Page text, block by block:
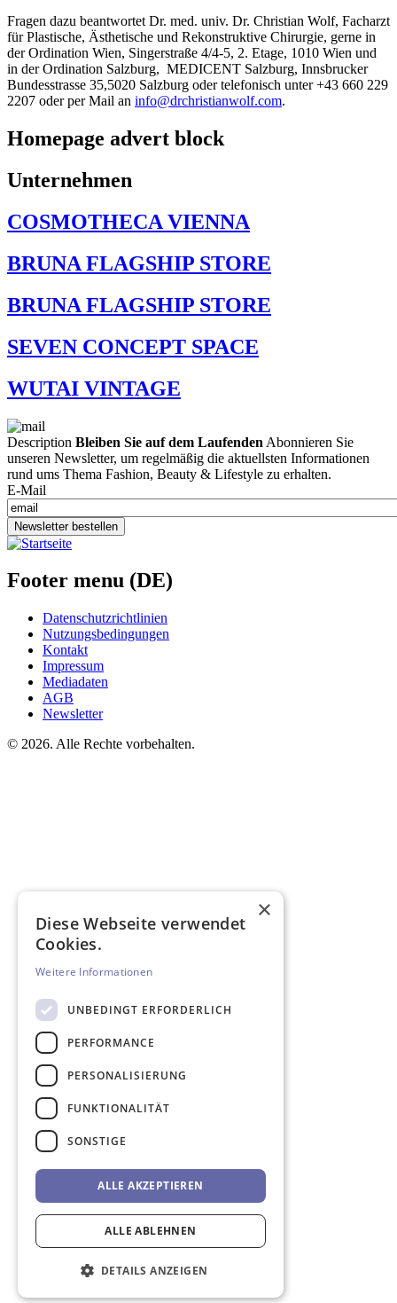
Fragen dazu beantwortet Dr. med. univ. Dr. Christian Wolf, Facharzt
für Plastische, Ästhetische und Rekonstruktive Chirurgie, gerne in
der Ordination Wien, Singerstraße 4/4-5, 2. Etage, 1010 Wien und
in der Ordination Salzburg, MEDICENT Salzburg, Innsbrucker
Bundesstrasse 35,5020 Salzburg oder telefonisch unter +43 660 229
2207 oder per Mail an info@drchristianwolf.com.
Homepage advert block
Unternehmen
COSMOTHECA VIENNA
BRUNA FLAGSHIP STORE
BRUNA FLAGSHIP STORE
SEVEN CONCEPT SPACE
WUTAI VINTAGE
Description Bleiben Sie auf dem Laufenden Abonnieren Sie
unseren Newsletter, um regelmäßig die aktuellsten Informationen
rund ums Thema Fashion, Beauty & Lifestyle zu erhalten.
E-Mail
Newsletter bestellen
Footer menu (DE)
Datenschutzrichtlinien
Nutzungsbedingungen
Kontakt
Impressum
Mediadaten
AGB
Newsletter
© 2026. Alle Rechte vorbehalten.
×
Diese Webseite verwendet
Cookies.
Weitere Informationen
UNBEDINGT ERFORDERLICH
PERFORMANCE
PERSONALISIERUNG
FUNKTIONALITÄT
SONSTIGE
ALLE AKZEPTIEREN
ALLE ABLEHNEN
DETAILS ANZEIGEN